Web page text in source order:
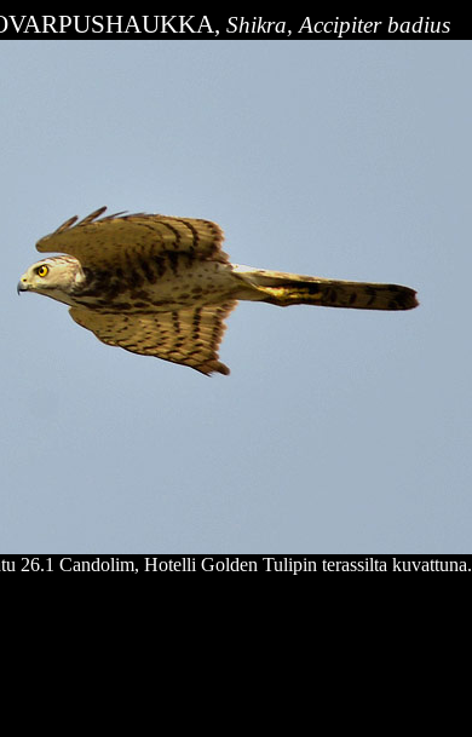
Shikra, Accipiterbadius
26.1 Candolim, Hotelli Golden Tulipin terassilta kuvattuna.